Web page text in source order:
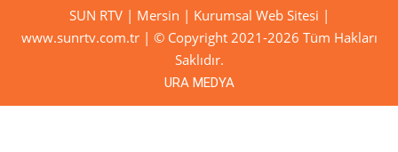
SUN RTV | Mersin | Kurumsal Web Sitesi |
www.sunrtv.com.tr | © Copyright 2021-2026 Tüm Hakları
Saklıdır.
URA MEDYA